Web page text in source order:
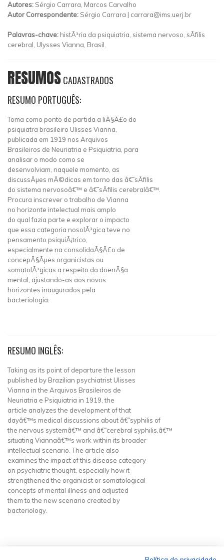
Autores: Sérgio Carrara, Marcos Carvalho
Autor Correspondente: Sérgio Carrara | carrara@ims.uerj.br
Palavras-chave: histÃ³ria da psiquiatria, sistema nervoso, sÃ­filis
cerebral, Ulysses Vianna, Brasil.
RESUMOSCADASTRADOS
RESUMO PORTUGUÊS:
Toma como ponto de partida a liÃ§Ã£o do
psiquiatra brasileiro Ulisses Vianna,
publicada em 1919 nos Arquivos
Brasileiros de Neuriatria e Psiquiatria, para
analisar o modo como se
desenvolviam, naquele momento, as
discussÃµes mÃ©dicas em torno das â€˜sÃ­filis
do sistema nervosoâ€™ e â€˜sÃ­filis cerebralâ€™.
Procura inscrever o trabalho de Vianna
no horizonte intelectual mais amplo
do qual fazia parte e explorar o impacto
que essa categoria nosolÃ³gica teve no
pensamento psiquiÃ¡trico,
especialmente na consolidaÃ§Ã£o de
concepÃ§Ãµes organicistas ou
somatolÃ³gicas a respeito da doenÃ§a
mental, ajustando-as aos novos
horizontes inaugurados pela
bacteriologia.
RESUMO INGLÊS:
Taking as its point of departure the lesson
published by Brazilian psychiatrist Ulisses
Vianna in the Arquivos Brasileiros de
Neuriatria e Psiquiatria in 1919, the
article analyzes the development of that
dayâ€™s medical discussions about â€˜syphilis of
the nervous systemâ€™ and â€˜cerebral syphilis,â€™
situating Viannaâ€™s work within its broader
intellectual scenario. The article also
examines the impact of this disease category
on psychiatric thought, especially how it
strengthened the organicist or somatological
concepts of mental illness and adjusted
them to the new scenario created by
bacteriology.